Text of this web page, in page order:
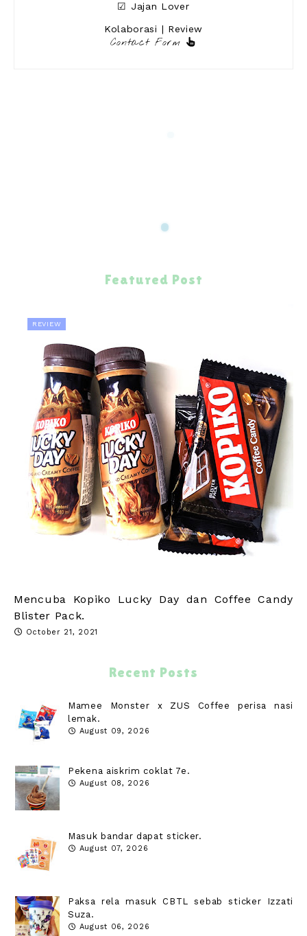
☑ Jajan Lover
Kolaborasi | Review
Contact Form
Featured Post
REVIEW
Mencuba Kopiko Lucky Day dan Coffee Candy
Blister Pack.
October 21, 2021
Recent Posts
Mamee Monster x ZUS Coffee perisa nasi
lemak.
August 09, 2026
Pekena aiskrim coklat 7e.
August 08, 2026
Masuk bandar dapat sticker.
August 07, 2026
Paksa rela masuk CBTL sebab sticker Izzati
Suza.
August 06, 2026